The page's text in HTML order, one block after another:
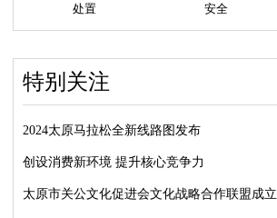
处置
安全
特别关注
2024太原马拉松全新线路图发布
创设消费新环境 提升核心竞争力
太原市关公文化促进会文化战略合作联盟成立